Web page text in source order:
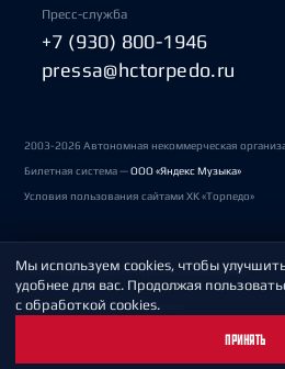
Пресс-служба
+7 (930) 800-1946
pressa@hctorpedo.ru
2003-2026 Автономная некоммерческая
Билетная система —ООО «Яндекс Музыка»
Условия пользования сайтами ХК «Торпедо»
Политика обработки персональных данных
Пользовательское соглашение
Мы используем cookies, чтобы
удобнее для вас. Продолжая
с обработкой cookies.
ПРИНЯТЬ